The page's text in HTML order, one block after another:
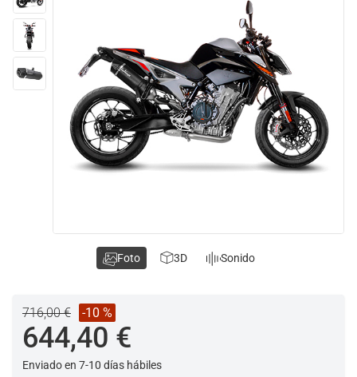
716,00 € -10 %
644,40 €
Enviado en 7-10 días hábiles
Foto 3D Sonido